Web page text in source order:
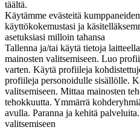
täältä.
Käytämme evästeitä
käyttökokemustasi ja
asetuksiasi milloin tahansa
Tallenna ja/tai käytä tietoja
mainosten valitsemiseen. Luo
varten. Käytä profiileja
profiileja personoidulle sisällölle.
valitsemiseen. Mittaa mainosten
tehokkuutta. Ymmärrä
avulla. Paranna ja kehitä
valitsemiseen